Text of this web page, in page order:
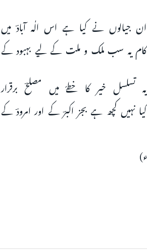
ان جیالوں نے کیا ہے اس الٰہ آبادؔ میں
کام یہ سب ملک و ملت کے لیے بہبود کے
یہ تسلسل خیر کا خطےّ میں مصلحؔ برقرار
کیا نہیں کچھ ہے بجز اکبرؔ کے اور امرودؔ کے